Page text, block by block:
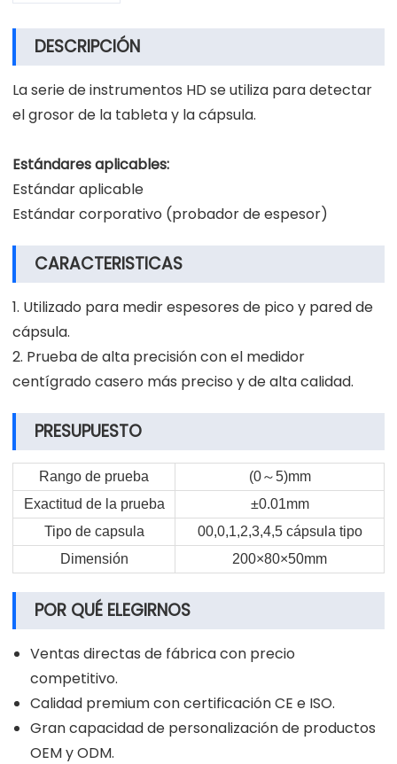
DESCRIPCIÓN
La serie de instrumentos HD se utiliza para detectar
el grosor de la tableta y la cápsula.
Estándares aplicables:
Estándar aplicable
Estándar corporativo (probador de espesor)
CARACTERISTICAS
1. Utilizado para medir espesores de pico y pared de
cápsula.
2. Prueba de alta precisión con el medidor
centígrado casero más preciso y de alta calidad.
PRESUPUESTO
Rango de prueba (0～5)mm
Exactitud de la prueba
±0.01mm
Tipo de capsula
00,0,1,2,3,4,5 cápsula tipo
Dimensión
200×80×50mm
POR QUÉ ELEGIRNOS
Ventas directas de fábrica con precio
competitivo.
Calidad premium con certificación CE e ISO.
Gran capacidad de personalización de productos
OEM y ODM.